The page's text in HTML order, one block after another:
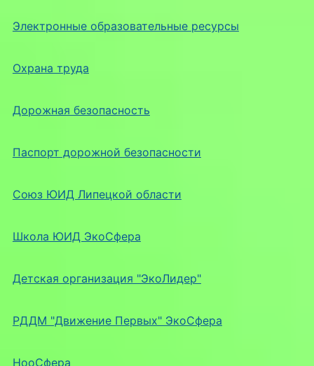
Электронные образовательные ресурсы
Охрана труда
Дорожная безопасность
Паспорт дорожной безопасности
Союз ЮИД Липецкой области
Школа ЮИД ЭкоСфера
Детская организация "ЭкоЛидер"
РДДМ "Движение Первых" ЭкоСфера
НооСфера